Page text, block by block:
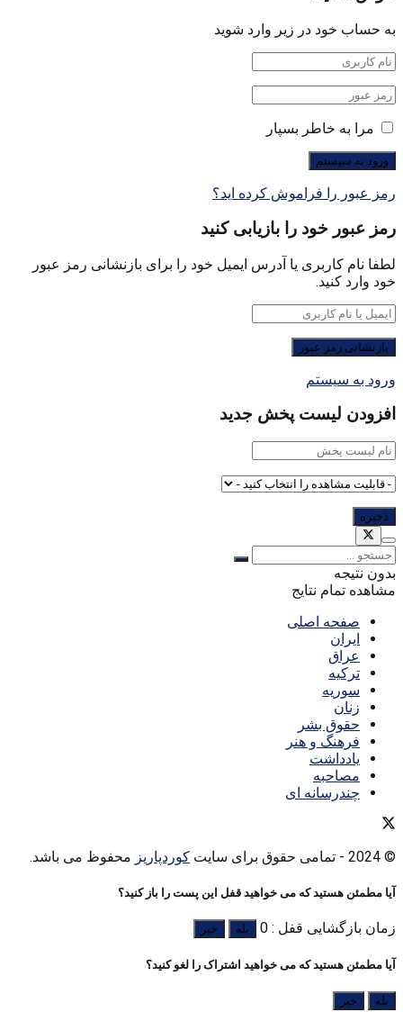
به حساب خود در زیر وارد شوید
مرا به خاطر بسپار
رمز عبور را فراموش کرده اید؟
رمز عبور خود را بازیابی کنید
لطفا نام کاربری یا آدرس ایمیل خود را برای بازنشانی رمز عبور
خود وارد کنید.
ورود به سیستم
افزودن لیست پخش جدید
بدون نتیجه
مشاهده تمام نتایج
صفحه اصلی
ایران
عراق
ترکیه
سوریه
زنان
حقوق بشر
فرهنگ و هنر
یادداشت
مصاحبه
چندرسانه ای
© 2024 - تمامی حقوق برای سایت کوردپاریز محفوظ می باشد.
آیا مطمئن هستید که می خواهید قفل این پست را باز کنید؟
زمان بازگشایی قفل : 0 بله خیر
آیا مطمئن هستید که می خواهید اشتراک را لغو کنید؟
بله خیر